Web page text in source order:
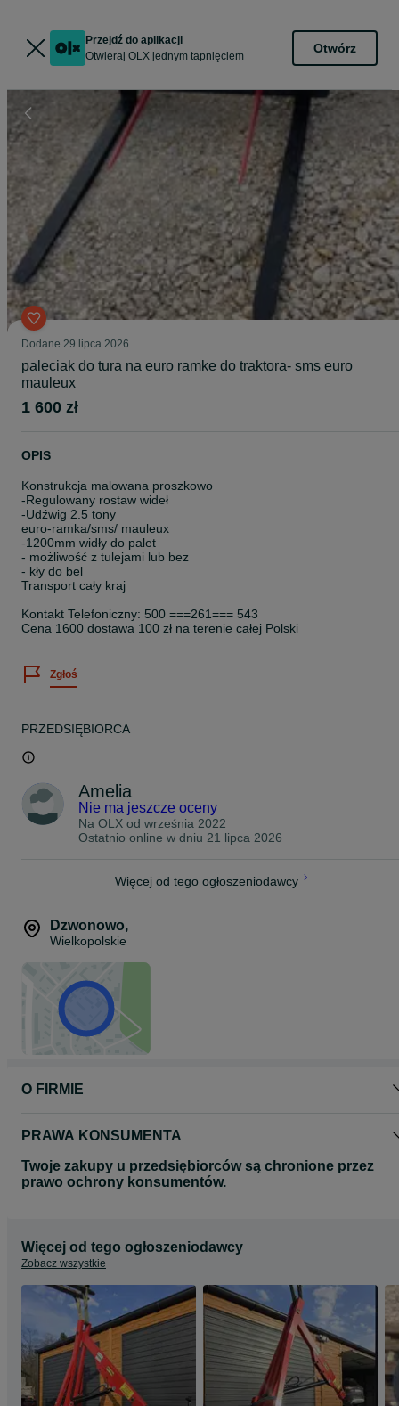
Przejdź do aplikacji
Otwieraj OLX jednym tapnięciem
Otwórz
Dodane 29 lipca 2026
paleciak do tura na euro ramke do traktora- sms euro
mauleux
1 600 zł
OPIS
Konstrukcja malowana proszkowo
-Regulowany rostaw wideł
-Udźwig 2.5 tony
euro-ramka/sms/ mauleux
-1200mm widły do palet
- możliwość z tulejami lub bez
- kły do bel
Transport cały kraj
Kontakt Telefoniczny: 500 ===261=== 543
Cena 1600 dostawa 100 zł na terenie całej Polski
Zgłoś
PRZEDSIĘBIORCA
Amelia
Nie ma jeszcze oceny
Na OLX od września 2022
Ostatnio online w dniu 21 lipca 2026
Więcej od tego ogłoszeniodawcy
Dzwonowo,
Wielkopolskie
O FIRMIE
PRAWA KONSUMENTA
Twoje zakupy u przedsiębiorców są chronione przez
prawo ochrony konsumentów.
Więcej od tego ogłoszeniodawcy
Zobacz wszystkie